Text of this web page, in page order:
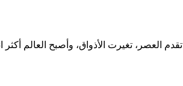
العصر، تغيرت الأذواق، وأصبح العالم أكثر